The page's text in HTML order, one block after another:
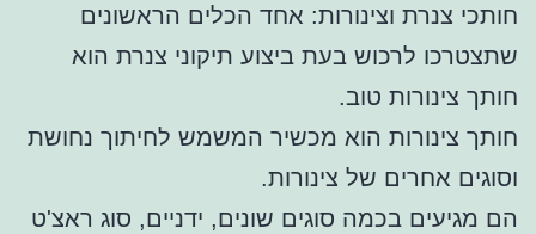
חותכי צנרת וצינורות: אחד הכלים הראשונים
שתצטרכו לרכוש בעת ביצוע תיקוני צנרת הוא
חותך צינורות טוב.
חותך צינורות הוא מכשיר המשמש לחיתוך נחושת
וסוגים אחרים של צינורות.
הם מגיעים בכמה סוגים שונים, ידניים, סוג ראצ'ט